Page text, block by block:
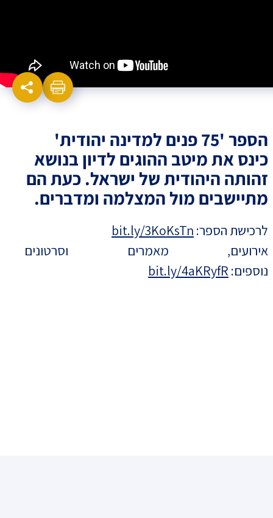
הספר '75 פנים למדינה יהודית'
כינס את מיטב ההוגים לדיון בנושא
זהותה היהודית של ישראל. כעת הם
מתיישבים מול המצלמה ומדברים.
לרכישת הספר: bit.ly/3KoKsTn
אירועים, מאמרים וסרטונים
נוספים: bit.ly/4aKRyfR